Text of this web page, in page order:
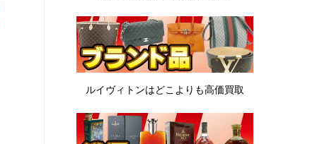
ルイヴィトンはどこよりも高価買取